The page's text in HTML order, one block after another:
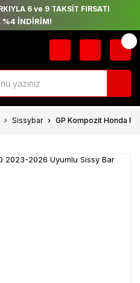
6 ve 9 TAKSİT FIRSATI
%4 İNDİRİM!
Sissybar GP Kompozit Honda